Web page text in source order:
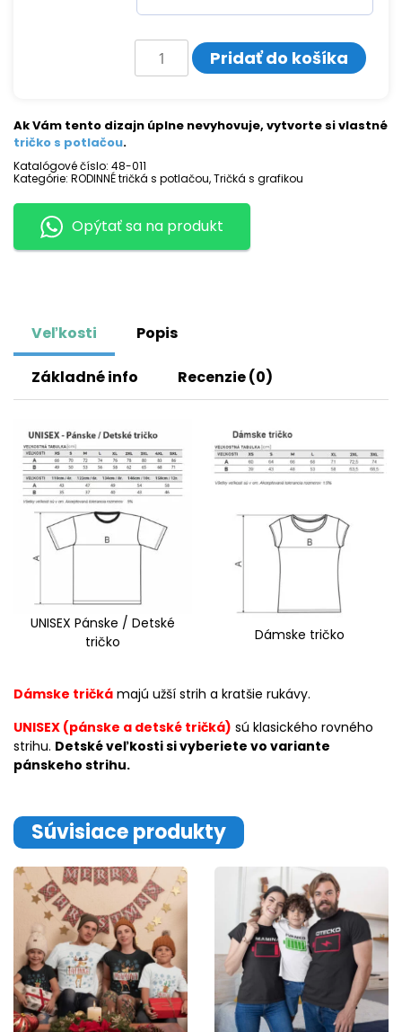
množstvo
Tričko
s
RODINY
Pridať do košíka
Ak Vám tento dizajn úplne nevyhovuje, vytvorte si vlastné
tričko s potlačou.
Katalógové číslo: 48-011
Kategórie: RODINNÉ tričká s potlačou,Tričká s grafikou
Opýtať sa na produkt
Veľkosti Popis
Základné info Recenzie (0)
UNISEX Pánske / Detské
tričko
Dámske tričko
Dámske tričká majú užší strih a kratšie rukávy.
UNISEX (pánske a detské tričká) sú klasického rovného
strihu. Detské veľkosti si vyberiete vo variante
pánskeho strihu.
Súvisiace produkty